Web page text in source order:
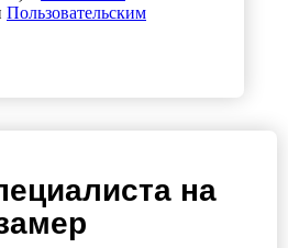
Пользовательским
на